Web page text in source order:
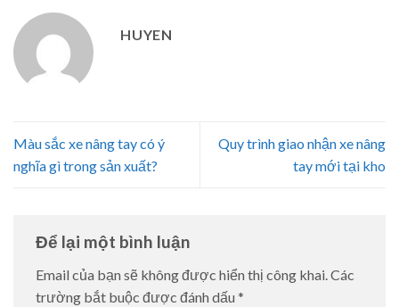
HUYEN
Màu sắc xe nâng tay có ý
nghĩa gì trong sản xuất?
Quy trình giao nhận xe nâng
tay mới tại kho
Để lại một bình luận
Email của bạn sẽ không được hiển thị công khai.Các
trường bắt buộc được đánh dấu *